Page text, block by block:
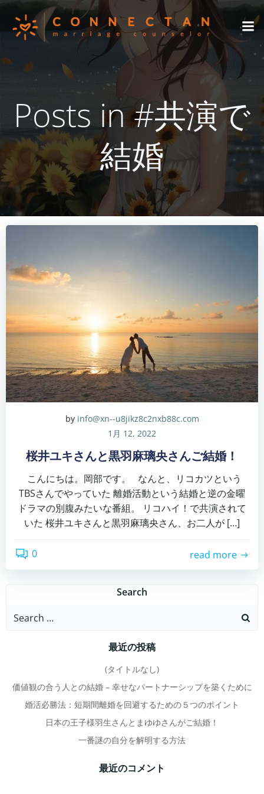
ン
テ
ン
ッ
Posts in #共演で
結婚
by info@xn--u8jikz8c2nxb88c.com
1月 12, 2022
桜井ユキさんと黒羽麻璃央さんご結婚！
こんにちは。岡部です。 なんと、リコカツという
TBSさんでやっていた 離婚活動という結婚と逆の金曜
ドラマの別腹みたいな番組。 リコハイ！で共演されて
いた 桜井ユキさんと黒羽麻璃央さん、お二人が […]
0 read more
Search
Search
最近の投稿
(タイトルなし)
価値観の合う人との結婚 – 幸せなパートナーシップを築くために
婚活必勝法：短期間離婚を回避するための５つのポイント
日本の王子様羽生さんとまゆゆさんがご結婚！
一番謎の自分を解明する方法
最近のコメント